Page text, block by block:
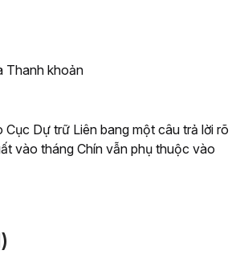
Thanh khoản
Dự trữ Liên bang một câu trả lời rõ
vào tháng Chín vẫn phụ thuộc vào